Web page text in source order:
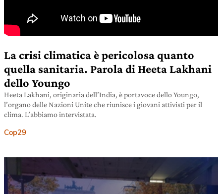
La crisi climatica è pericolosa quanto
quella sanitaria. Parola di Heeta Lakhani
dello Youngo
Heeta Lakhani, originaria dell’India, è portavoce dello Youngo,
l’organo delle Nazioni Unite che riunisce i giovani attivisti per il
clima. L’abbiamo intervistata.
Cop29